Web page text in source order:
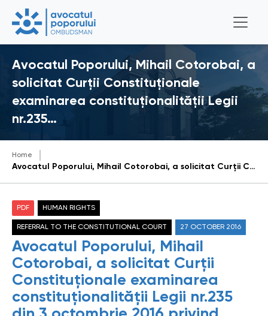
Avocatul Poporului, Mihail Cotorobai, a
solicitat Curţii Constituţionale
examinarea constituţionalităţii Legii
nr.235…
Home
Avocatul Poporului, Mihail Cotorobai, a solicitat Curţii Constituţionale examinarea constituţionalităţii Legii nr.235 din 3 octombrie 2016 privind emisiunea obligaţiilor de stat în vederea executării de către Ministerul Finanţelor a obligaţiilor de plată
PDF HUMAN RIGHTS
REFERRAL TO THE CONSTITUTIONAL COURT 27 OCTOBER 2016
Avocatul Poporului, Mihail
Cotorobai, a solicitat Curţii
Constituţionale examinarea
constituţionalităţii Legii nr.235